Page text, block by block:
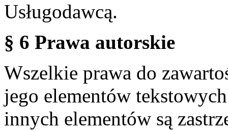
Usługodawcą.
§ 6 Prawa autorskie
Wszelkie prawa do
jego elementów
innych elementów są